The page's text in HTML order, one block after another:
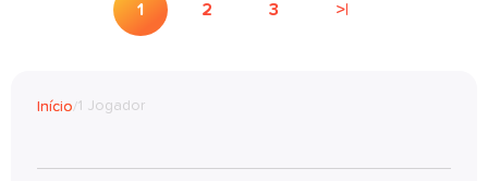
1 2 3 >|
Início/1 Jogador